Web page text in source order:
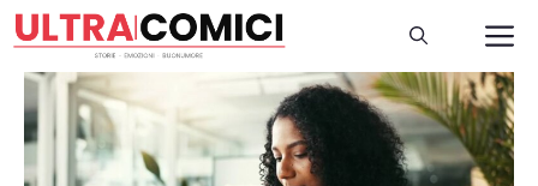
Vai
al
contenuto